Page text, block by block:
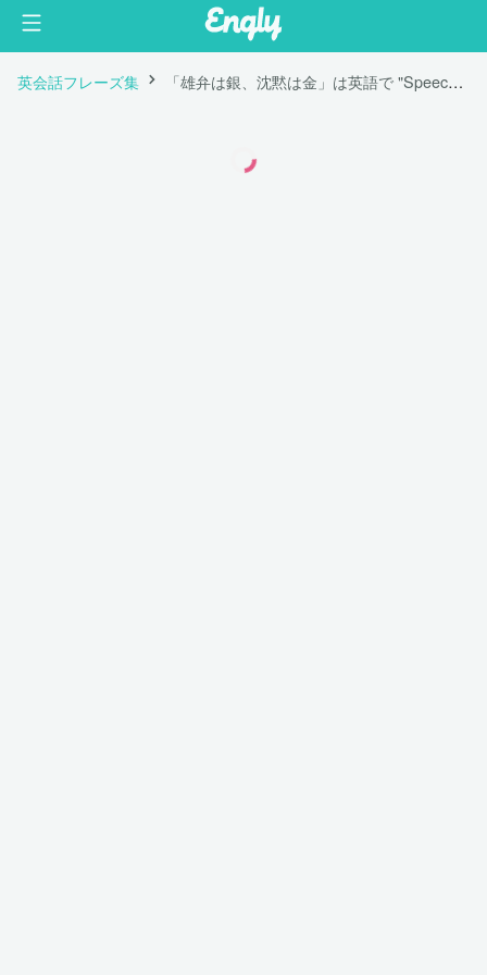
英会話フレーズ集 「雄弁は銀、沈黙は金」は英語で "Speech is silver, silence is golden."